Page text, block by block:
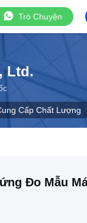
Trò Chuyện
Ltd.
Cấp Chất Lượng
Đo Mẫu